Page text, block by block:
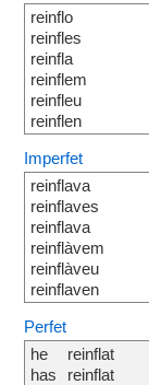
reinflo
reinfles
reinfla
reinflem
reinfleu
reinflen
Imperfet
reinflava
reinflaves
reinflava
reinflàvem
reinflàveu
reinflaven
Perfet
he
has
reinflat
reinflat